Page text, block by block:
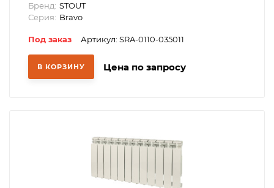
Бренд: STOUT
Серия: Bravo
Под заказ Артикул: SRA-0110-035011
В КОРЗИНУ Цена по запросу